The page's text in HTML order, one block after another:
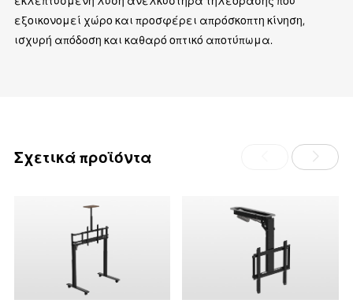
εξοικονομεί χώρο και προσφέρει απρόσκοπτη κίνηση,
ισχυρή απόδοση και καθαρό οπτικό αποτύπωμα.
Σχετικά προϊόντα